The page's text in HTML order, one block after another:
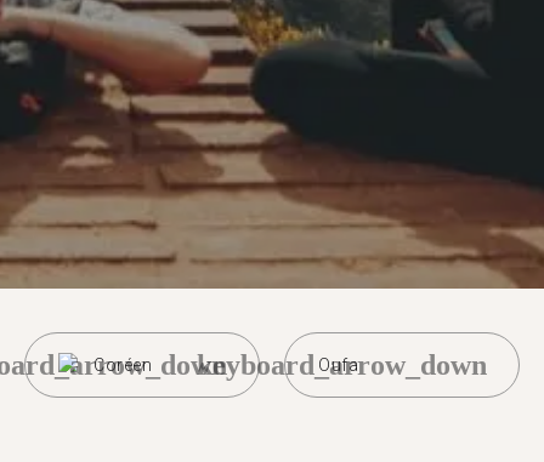
Coréen Oufa
keyboard_arrow_down